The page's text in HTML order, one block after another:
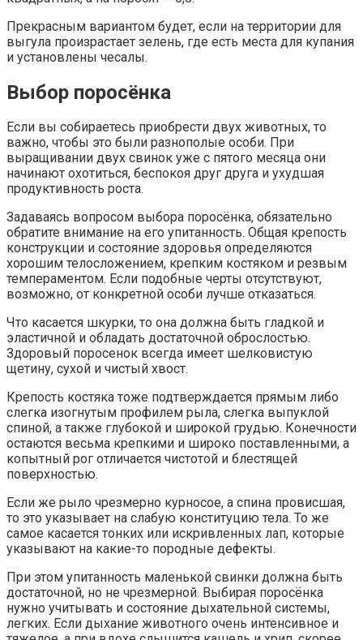
Прекрасным вариантом будет, если на территории для
выгула произрастает зелень, где есть места для купания
и установлены чесалы.
Выбор поросёнка
Если вы собираетесь приобрести двух животных, то
важно, чтобы это были разнополые особи. При
выращивании двух свинок уже с пятого месяца они
начинают охотиться, беспокоя друг друга и ухудшая
продуктивность роста.
Задаваясь вопросом выбора поросёнка, обязательно
обратите внимание на его упитанность. Общая крепость
конструкции и состояние здоровья определяются
хорошим телосложением, крепким костяком и резвым
темпераментом. Если подобные черты отсутствуют,
возможно, от конкретной особи лучше отказаться.
Что касается шкурки, то она должна быть гладкой и
эластичной и обладать достаточной оброслостью.
Здоровый поросенок всегда имеет шелковистую
щетину, сухой и чистый хвост.
Крепость костяка тоже подтверждается прямым либо
слегка изогнутым профилем рыла, слегка выпуклой
спиной, а также глубокой и широкой грудью. Конечности
остаются весьма крепкими и широко поставленными, а
копытный рог отличается чистотой и блестящей
поверхностью.
Если же рыло чрезмерно курносое, а спина провисшая,
то это указывает на слабую конституцию тела. То же
самое касается тонких или искривленных лап, которые
указывают на какие-то породные дефекты.
При этом упитанность маленькой свинки должна быть
достаточной, но не чрезмерной. Выбирая поросёнка
нужно учитывать и состояние дыхательной системы,
легких. Если дыхание животного очень интенсивное и